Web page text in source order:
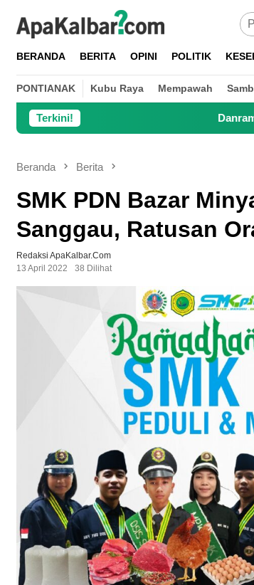
BERANDA BERITA OPINI POLITIK
PONTIANAK Kubu Raya Mempawah
Terkini! Danramil Jongkat
Beranda Berita
SMK PDN Bazar
Sanggau, Ratusan
Redaksi ApaKalbar.com
13 April 2022
38 Dilihat